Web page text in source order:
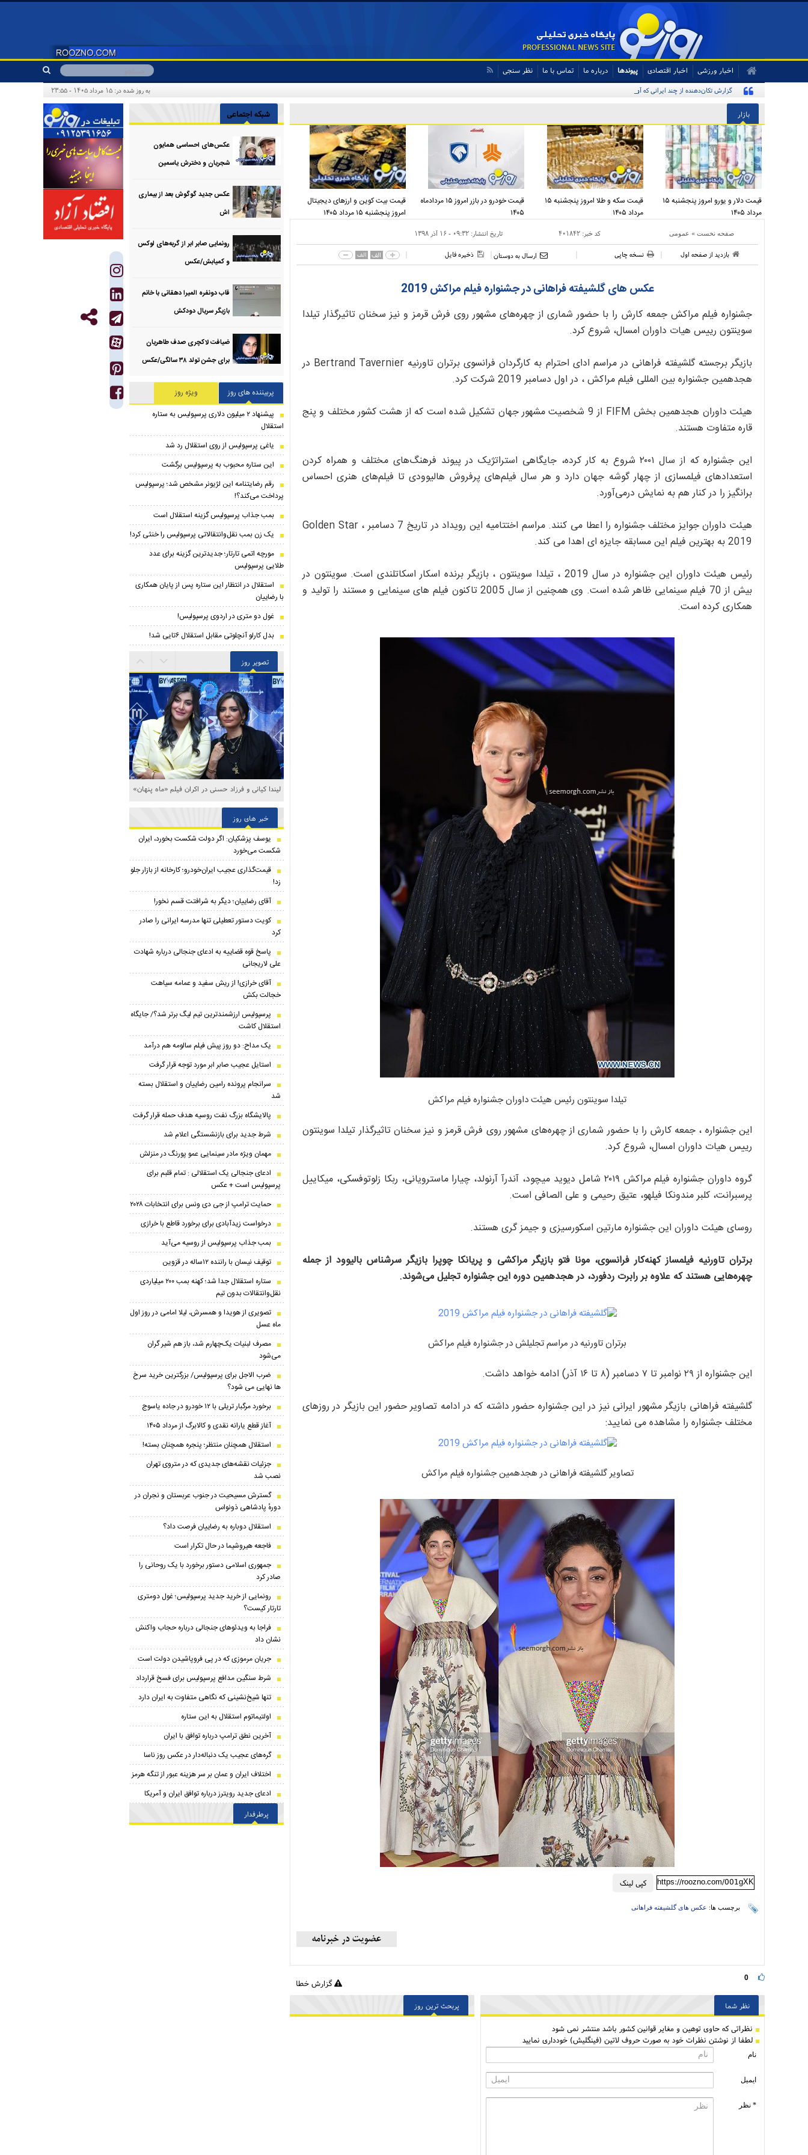
اخبار ورزشی اخبار اقتصادی پیوندها درباره ما تماس با ما نظر سنجی
گزارش تکان‌دهنده از چند ایرانی که آواره و ویران شده‌اند به روز شده در: ۱۵ مرداد ۱۴۰۵ - ۲۳:۵۵
بازار
قیمت دلار و یورو امروز پنجشنبه ۱۵
مرداد ۱۴۰۵
قیمت سکه و طلا امروز پنجشنبه ۱۵
مرداد ۱۴۰۵
قیمت خودرو در بازر امروز ۱۵ مردادماه
۱۴۰۵
قیمت بیت کوین و ارز‌های دیجیتال
امروز پنجشنبه ۱۵ مرداد ۱۴۰۵
صفحه نخست » عمومی کد خبر:۴۰۱۸۴۲ تاریخ انتشار:۰۹:۳۲ - ۱۶ آذر ۱۳۹۸
بازدید از صفحه اول نسخه چاپی ارسال به دوستان ذخیره فایل الف الف
عکس های گلشیفته فراهانی در جشنواره فیلم مراکش 2019
جشنواره فیلم مراکش جمعه کارش را با حضور شماری از چهره‌های مشهور روی فرش قرمز و نیز سخنان تاثیرگذار تیلدا
سوینتون رییس هیات داوران امسال، شروع کرد.
بازیگر برجسته گلشیفته فراهانی در مراسم ادای احترام به کارگردان فرانسوی برتران تاورنیه Bertrand Tavernier در
هجدهمین جشنواره بین المللی فیلم مراکش ، در اول دسامبر 2019 شرکت کرد.
هیئت داوران هجدهمین بخش FIFM از 9 شخصیت مشهور جهان تشکیل شده است که از هشت کشور مختلف و پنج
قاره متفاوت هستند.
این جشنواره که از سال ۲۰۰۱ شروع به کار کرده، جایگاهی استراتژیک در پیوند فرهنگ‌های مختلف و همراه کردن
استعدادهای فیلمسازی از چهار گوشه جهان دارد و هر سال فیلم‌های پرفروش هالیوودی تا فیلم‌های هنری احساس
برانگیز را در کنار هم به نمایش درمی‌آورد.
هیئت داوران جوایز مختلف جشنواره را اعطا می کنند. مراسم اختتامیه این رویداد در تاریخ 7 دسامبر ، Golden Star
2019 به بهترین فیلم این مسابقه جایزه ای اهدا می کند.
رئیس هیئت داوران این جشنواره در سال 2019 ، تیلدا سوینتون ، بازیگر برنده اسکار اسکاتلندی است. سوینتون در
بیش از 70 فیلم سینمایی ظاهر شده است. وی همچنین از سال 2005 تاکنون فیلم های سینمایی و مستند را تولید و
همکاری کرده است.
تیلدا سوینتون رئیس هیئت داوران جشنواره فیلم مراکش
این جشنواره ، جمعه کارش را با حضور شماری از چهره‌های مشهور روی فرش قرمز و نیز سخنان تاثیرگذار تیلدا سوینتون
رییس هیات داوران امسال، شروع کرد.
گروه داوران جشنواره فیلم مراکش ۲۰۱۹ شامل دیوید میچود، آندرآ آرنولد، چیارا ماسترویانی، ربکا زلوتوفسکی، میکاییل
پرسبرانت، کلبر مندونکا فیلهو، عتیق رحیمی و علی الصافی است.
روسای هیئت داوران این جشنواره مارتین اسکورسیزی و جیمز گری هستند.
برتران تاورنیه فیلمساز کهنه‌کار فرانسوی، مونا فتو بازیگر مراکشی و پریانکا چوپرا بازیگر سرشناس بالیوود از جمله
چهره‌هایی هستند که علاوه بر رابرت ردفورد، در هجدهمین دوره این جشنواره تجلیل می‌شوند.
برتران تاورنیه در مراسم تجلیلش در جشنواره فیلم مراکش
این جشنواره از ۲۹ نوامبر تا ۷ دسامبر (۸ تا ۱۶ آذر) ادامه خواهد داشت.
گلشیفته فراهانی بازیگر مشهور ایرانی نیز در این جشنواره حضور داشته که در ادامه تصاویر حضور این بازیگر در روزهای
مختلف جشنواره را مشاهده می نمایید:
تصاویر گلشیفته فراهانی در هجدهمین جشنواره فیلم مراکش
کپی لینک https://roozno.com/001gXK
برچسب ها: عکس های گلشیفته فراهانی
0 گزارش خطا
نظر شما
نظراتی كه حاوی توهین و مغایر قوانین کشور باشد منتشر نمی شود
لطفا از نوشتن نظرات خود به صورت حروف لاتین (فینگلیش) خودداری نمایید
نام
ایمیل
* نظر
پربحث ترین روز
شبکه اجتماعی
عکس‌های احساسی همایون
شجریان و دخترش یاسمین
عکس جدید گوگوش بعد از بیماری
اش
رونمایی صابر ابر از گربه‌های لوکس
و کمیابش/عکس
قاب دونفره المیرا دهقانی با خانم
بازیگر سریال دودکش
ضیافت لاکچری صدف طاهریان
برای جشن تولد ۳۸ سالگی‌/عکس
پربیننده های روز
ویژه روز
پیشنهاد ۲ میلیون دلاری پرسپولیس به ستاره
استقلال
یاغی پرسپولیس از روی استقلال رد شد
این ستاره محبوب به پرسپولیس برگشت
رقم رضایتنامه این لژیونر مشخص شد؛ پرسپولیس
پرداخت می‌کند؟!
بمب جذاب پرسپولیس گزینه استقلال است
یک زن بمب نقل‌وانتقالاتی پرسپولیس را خنثی کرد!
مورچه اتمی تارتار؛ جدیدترین گزینه برای عدد
طلایی پرسپولیس
استقلال در انتظار این ستاره پس از پایان همکاری
با رضاییان
غول دو متری در اردوی پرسپولیس!
بدل کارلو آنچلوتی مقابل استقلال ۶تایی شد!
تصویر روز
حضور هنرمندان در آیین رونمایی از طرح «مهرورزی»
خبر های روز
یوسف پزشکیان: اگر دولت شکست بخورد، ایران
شکست می‌خورد
قیمت‌گذاری عجیب ایران‌خودرو؛ کارخانه از بازار جلو
زد!
آقای رضاییان؛ دیگر به شرافتت قسم نخور!
کویت دستور تعطیلی تنها مدرسه ایرانی را صادر
کرد
پاسخ قوه قضاییه به ادعای جنجالی درباره شهادت
علی لاریجانی
آقای خرازی! از ریش سفید و عمامه سیاهت
خجالت بکش
پرسپولیس ارزشمندترین تیم لیگ برتر شد؟/ جایگاه
استقلال کاشت
یک مداح: دو روز پیش فیلم سالومه هم درآمد
استایل عجیب صابر ابر مورد توجه قرار گرفت
سرانجام پرونده رامین رضاییان و استقلال بسته
شد
پالایشگاه بزرگ نفت روسیه هدف حمله قرار گرفت
شرط جدید برای بازنشستگی اعلام شد
مهمان ویژه مادر سینمایی عمو پورنگ در منزلش
ادعای جنجالی یک استقلالی : تمام قلبم برای
پرسپولیس است + عکس
حمایت ترامپ از جی دی ونس برای انتخابات ۲۰۲۸
درخواست زیدآبادی برای برخورد قاطع با خرازی
بمب جذاب پرسپولیس از روسیه می‌آید
توقیف نیسان با راننده ۱۲ساله در قزوین
ستاره استقلال جدا شد؛ کهنه بمب ۲۰۰ میلیاردی
نقل‌وانتقالات بدون تیم
تصویری از هویدا و همسرش، لیلا امامی در روز اول
ماه عسل
مصرف لبنیات یک‌چهارم شد، باز هم شیر گران
می‌شود
ضرب الاجل برای پرسپولیس/ بزرگترین خرید سرخ
ها نهایی می شود؟
برخورد مرگبار تریلی با ۱۲ خودرو در جاده یاسوج
آغاز قطع یارانه نقدی و کالابرگ از مرداد ۱۴۰۵
استقلال همچنان منتظر؛ پنجره همچنان بسته!
جزئیات نقشه‌های جدیدی که در متروی تهران
نصب شد
گسترش مسیحیت در جنوب عربستان و نجران در
دورهٔ پادشاهی ذونواس
استقلال دوباره به رضاییان فرصت داد؟
فاجعه هیروشیما در حال تکرار است
جمهوری اسلامی دستور برخورد با یک روحانی را
صادر کرد
رونمایی از خرید جدید پرسپولیس؛ غول دومتری
تارتار کیست؟
فراجا به ویدئوهای جنجالی درباره حجاب واکنش
نشان داد
جریان مرموزی که در پی فروپاشیدن دولت است
شرط سنگین مدافع پرسپولیس برای فسخ قرارداد
تنها شیخ‌نشینی که نگاهی متفاوت به ایران دارد
اولتیماتوم استقلال به این ستاره
آخرین نطق ترامپ درباره توافق با ایران
گره‌های عجیب یک دنباله‌دار در عکس روز ناسا
اختلاف ایران و عمان بر سر هزینه عبور از تنگه هرمز
ادعای جدید رویترز درباره توافق ایران و آمریکا
پرطرفدار